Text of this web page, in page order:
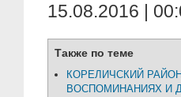
15.08.2016 |
Также по теме
КОРЕЛИЧСКИЙ
ВОСПОМИНАНИЯХ И